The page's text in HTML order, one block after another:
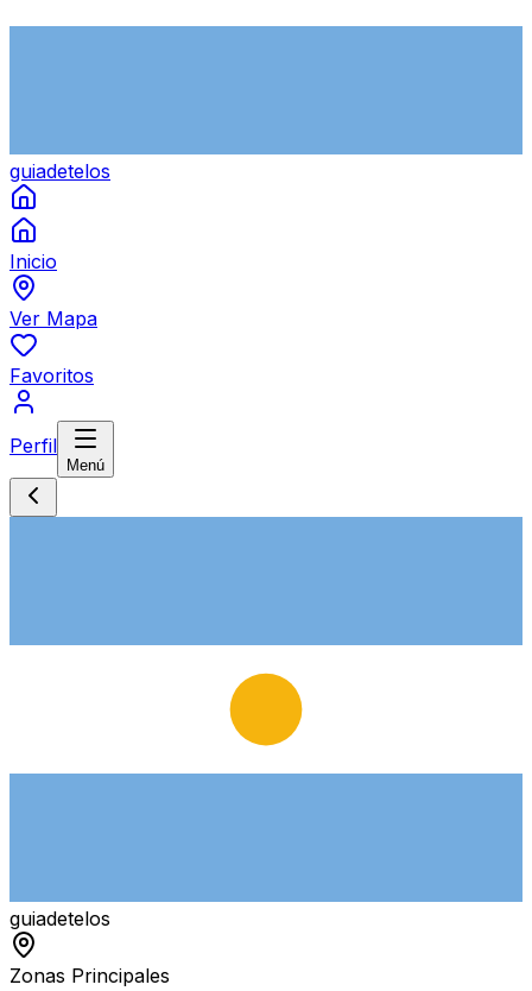
guiadetelos
Inicio
Ver Mapa
Favoritos
Perfil
Menú
guiadetelos
Zonas Principales